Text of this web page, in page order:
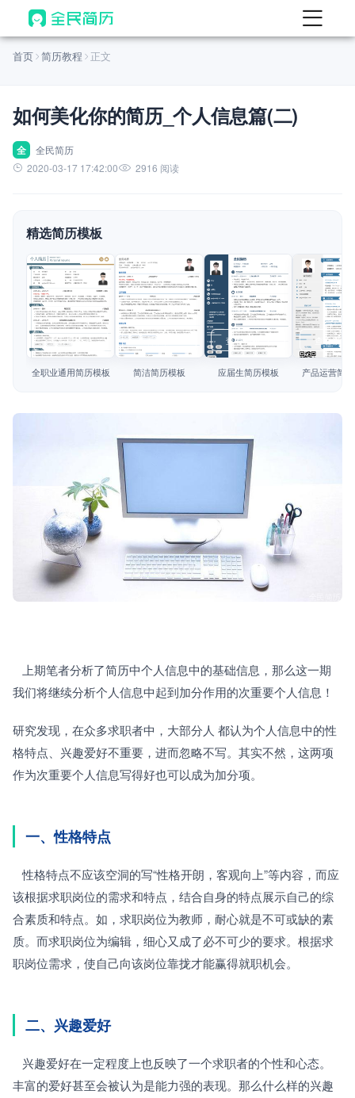
首页
AI 生成简历
AI 优化简历
AI 翻译简历
AI 模拟面试
面试自我介绍
AI 职场工具 New
简历模板
简历教程
首页 简历教程 正文
如何美化你的简历_个人信息篇(二)
全
全民简历
2020-03-17 17:42:00
2916 阅读
精选简历模板
查看模板
全职业通用简历模板
查看模板
简洁简历模板
查看模板
应届生简历模板
查看模板
产品运营简
我们将继续分析个人信息中起到加分作用的次重要个人信息！
研究发现，在众多求职者中，大部分人 都认为个人信息中的性
格特点、兴趣爱好不重要，进而忽略不写。其实不然，这两项
作为次重要个人信息写得好也可以成为加分项。
一、性格特点
   性格特点不应该空洞的写“性格开朗，客观向上”等内容，而应
该根据求职岗位的需求和特点，结合自身的特点展示自己的综
合素质和特点。如，求职岗位为教师，耐心就是不可或缺的素
质。而求职岗位为编辑，细心又成了必不可少的要求。根据求
职岗位需求，使自己向该岗位靠拢才能赢得就职机会。
二、兴趣爱好
丰富的爱好甚至会被认为是能力强的表现。那么什么样的兴趣